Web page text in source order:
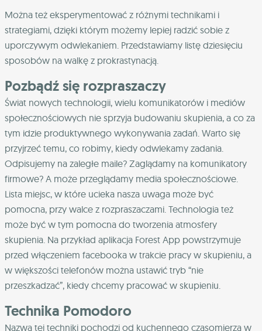
Można też eksperymentować z różnymi technikami i
strategiami, dzięki którym możemy lepiej radzić sobie z
uporczywym odwlekaniem. Przedstawiamy listę dziesięciu
sposobów na walkę z prokrastynacją.
Pozbądź się rozpraszaczy
Świat nowych technologii, wielu komunikatorów i mediów
społecznościowych nie sprzyja budowaniu skupienia, a co za
tym idzie produktywnego wykonywania zadań. Warto się
przyjrzeć temu, co robimy, kiedy odwlekamy zadania.
Odpisujemy na zaległe maile? Zaglądamy na komunikatory
firmowe? A może przeglądamy media społecznościowe.
Lista miejsc, w które ucieka nasza uwaga może być
pomocna, przy walce z rozpraszaczami. Technologia też
może być w tym pomocna do tworzenia atmosfery
skupienia. Na przykład aplikacja Forest App powstrzymuje
przed włączeniem facebooka w trakcie pracy w skupieniu, a
w większości telefonów można ustawić tryb “nie
przeszkadzać”, kiedy chcemy pracować w skupieniu.
Technika Pomodoro
Nazwa tej techniki pochodzi od kuchennego czasomierza w